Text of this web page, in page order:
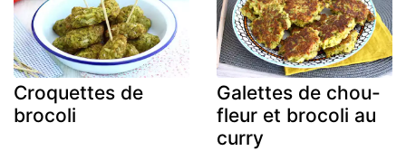
Croquettes de
brocoli
Galettes de chou-
fleur et brocoli au
curry